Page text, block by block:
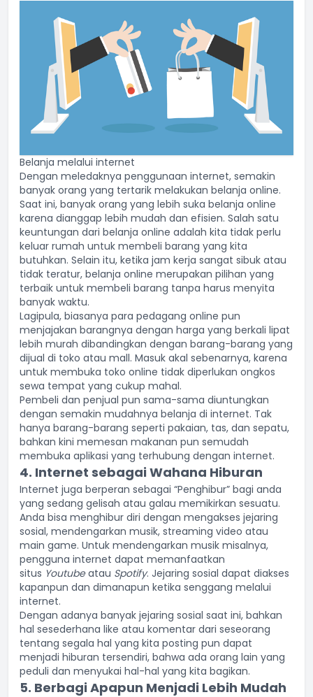
Belanja melalui internet
Dengan meledaknya penggunaan internet, semakin
banyak orang yang tertarik melakukan belanja online.
Saat ini, banyak orang yang lebih suka belanja online
karena dianggap lebih mudah dan efisien. Salah satu
keuntungan dari belanja online adalah kita tidak perlu
keluar rumah untuk membeli barang yang kita
butuhkan. Selain itu, ketika jam kerja sangat sibuk atau
tidak teratur, belanja online merupakan pilihan yang
terbaik untuk membeli barang tanpa harus menyita
banyak waktu.
Lagipula, biasanya para pedagang online pun
menjajakan barangnya dengan harga yang berkali lipat
lebih murah dibandingkan dengan barang-barang yang
dijual di toko atau mall. Masuk akal sebenarnya, karena
untuk membuka toko online tidak diperlukan ongkos
sewa tempat yang cukup mahal.
Pembeli dan penjual pun sama-sama diuntungkan
dengan semakin mudahnya belanja di internet. Tak
hanya barang-barang seperti pakaian, tas, dan sepatu,
bahkan kini memesan makanan pun semudah
membuka aplikasi yang terhubung dengan internet.
4. Internet sebagai Wahana Hiburan
Internet juga berperan sebagai “Penghibur” bagi anda
yang sedang gelisah atau galau memikirkan sesuatu.
Anda bisa menghibur diri dengan mengakses jejaring
sosial, mendengarkan musik, streaming video atau
main game. Untuk mendengarkan musik misalnya,
pengguna internet dapat memanfaatkan
situs Youtubeatau Spotify. Jejaring sosial dapat diakses
kapanpun dan dimanapun ketika senggang melalui
internet.
Dengan adanya banyak jejaring sosial saat ini, bahkan
hal sesederhana like atau komentar dari seseorang
tentang segala hal yang kita posting pun dapat
menjadi hiburan tersendiri, bahwa ada orang lain yang
peduli dan menyukai hal-hal yang kita bagikan.
5. Berbagi Apapun Menjadi Lebih Mudah